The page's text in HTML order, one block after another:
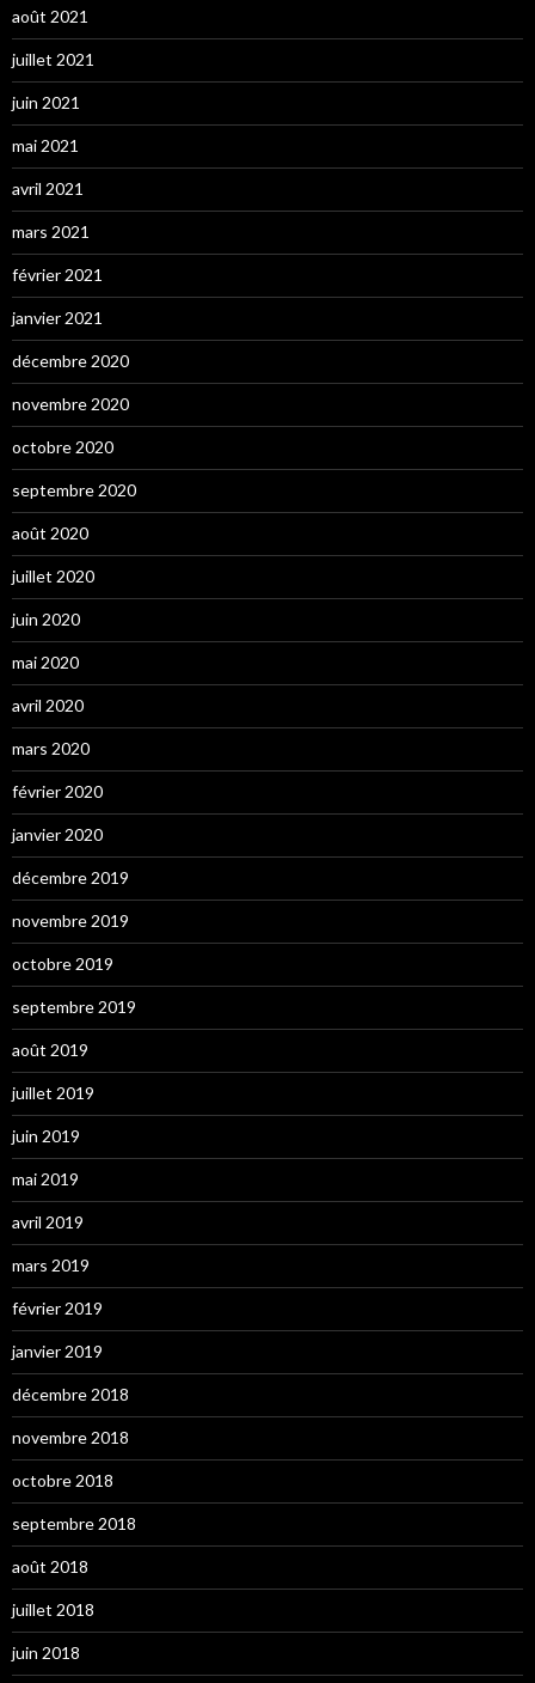
août 2021
juillet 2021
juin 2021
mai 2021
avril 2021
mars 2021
février 2021
janvier 2021
décembre 2020
novembre 2020
octobre 2020
septembre 2020
août 2020
juillet 2020
juin 2020
mai 2020
avril 2020
mars 2020
février 2020
janvier 2020
décembre 2019
novembre 2019
octobre 2019
septembre 2019
août 2019
juillet 2019
juin 2019
mai 2019
avril 2019
mars 2019
février 2019
janvier 2019
décembre 2018
novembre 2018
octobre 2018
septembre 2018
août 2018
juillet 2018
juin 2018